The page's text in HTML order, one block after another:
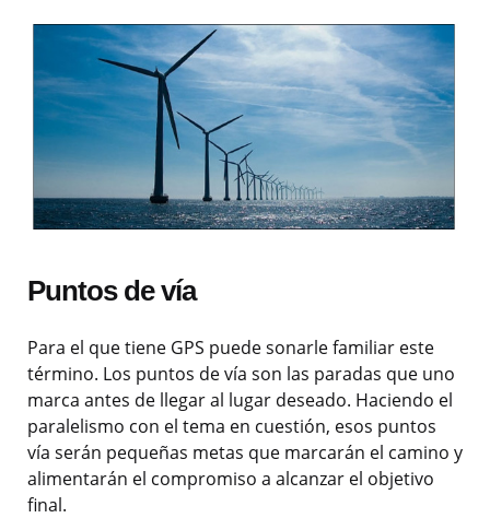
Puntos de vía
Para el que tiene GPS puede sonarle familiar este
término. Los puntos de vía son las paradas que uno
marca antes de llegar al lugar deseado. Haciendo el
paralelismo con el tema en cuestión, esos puntos
vía serán pequeñas metas que marcarán el camino y
alimentarán el compromiso a alcanzar el objetivo
final.